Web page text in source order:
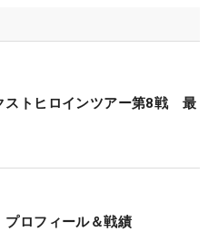
だったら勝ちを目指して
勝をかけたサドンデスに
ブ。カップ切り替え後の
のバンカーからボギーと
とした久世に軍配が上が
フリーのラウンド。「危
、耐えてパーででしのげ
ストヒロインツアー第8戦 最
ロフィール＆戦績